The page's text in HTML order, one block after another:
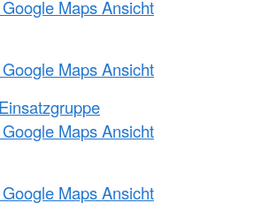
Maps Ansicht
Maps Ansicht
Maps Ansicht
Maps Ansicht